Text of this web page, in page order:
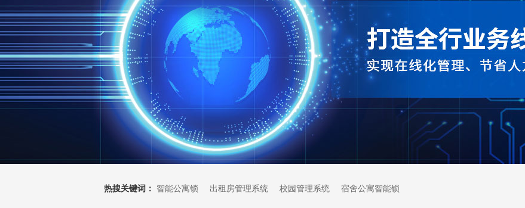
热搜关键词： 智能公寓锁 出租房管理系统 校园管理系统 宿舍公寓智能锁